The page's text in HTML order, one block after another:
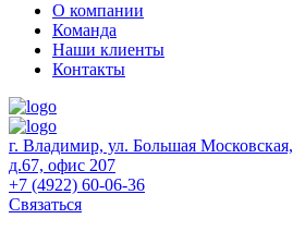
О компании
Команда
Наши клиенты
Контакты
г. Владимир, ул. Большая Московская,
д.67, офис 207
+7 (4922) 60-06-36
Связаться